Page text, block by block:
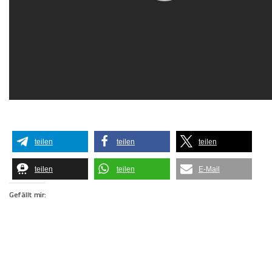
teilen teilen teilen
teilen teilen E-Mail
Gefällt mir: